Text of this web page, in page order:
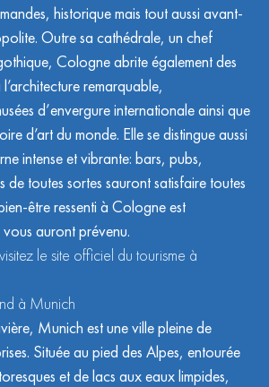
historique mais tout aussi avant-
Outre sa cathédrale, un chef
Cologne abrite également des
remarquable,
d’envergure internationale ainsi que
d’art du monde. Elle se distingue aussi
intense et vibrante: bars, pubs,
de toutes sortes sauront satisfaire toutes
être ressenti à Cologne est
auront prévenu.
le site officiel du tourisme à
à Munich
Munich est une ville pleine de
Située au pied des Alpes, entourée
et de lacs aux eaux limpides,